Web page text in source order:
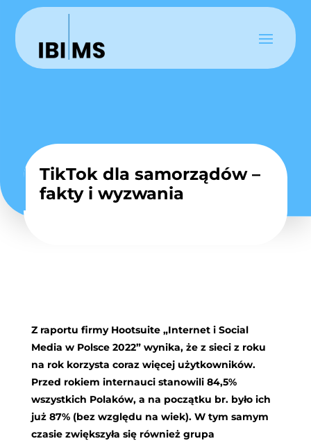
TikTok dla samorządów –
fakty i wyzwania
Z raportu firmy Hootsuite „Internet i Social
Media w Polsce 2022” wynika, że z sieci z roku
na rok korzysta coraz więcej użytkowników.
Przed rokiem internauci stanowili 84,5%
wszystkich Polaków, a na początku br. było ich
już 87% (bez względu na wiek). W tym samym
czasie zwiększyła się również grupa